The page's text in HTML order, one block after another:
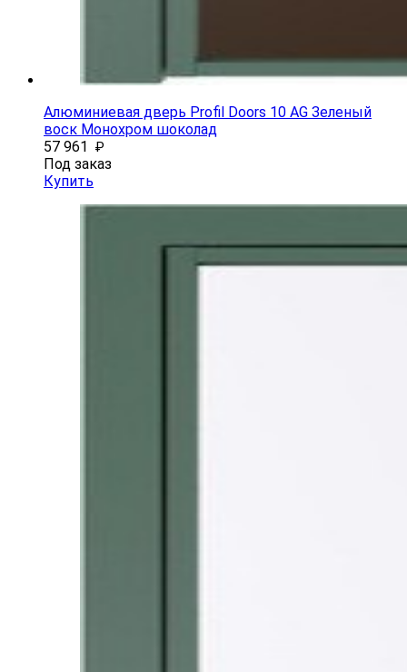
Алюминиевая дверь Profil Doors 10 AG Зеленый
воск Монохром шоколад
57 961 ₽
Под заказ
Купить